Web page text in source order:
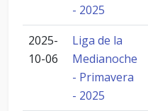
- 2025
2025-
10-06
Liga de la
Medianoche
- Primavera
- 2025